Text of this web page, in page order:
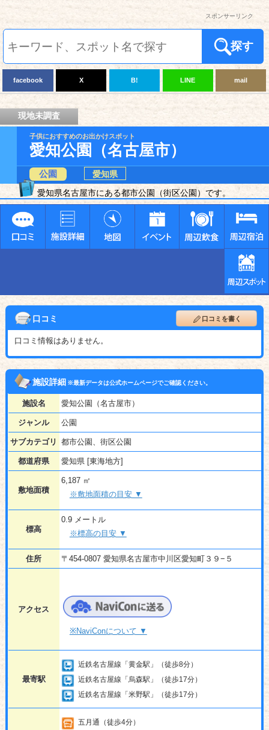
スポンサーリンク
探す
facebook X B! LINE mail
現地未調査
子供におすすめのお出かけスポット
愛知公園（名古屋市）
公園
愛知県
愛知県名古屋市にある都市公園（街区公園）です。
口コミ 口コミを書く
口コミ情報はありません。
施設詳細※最新データは公式ホームページでご確認ください。
施設名 愛知公園（名古屋市）
ジャンル 公園
サブカテゴリ 都市公園、街区公園
都道府県 愛知県 [東海地方]
敷地面積
6,187 ㎡
※敷地面積の目安 ▼
標高
0.9 メートル
※標高の目安 ▼
住所 〒454-0807 愛知県名古屋市中川区愛知町３９−５
アクセス
※NaviConについて ▼
最寄駅
近鉄名古屋線「黄金駅」（徒歩8分）
近鉄名古屋線「烏森駅」（徒歩17分）
近鉄名古屋線「米野駅」（徒歩17分）
五月通（徒歩4分）